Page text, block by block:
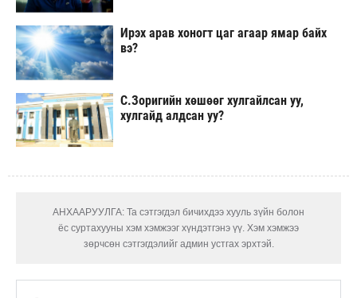
Ирэх арав хоногт цаг агаар ямар байх
вэ?
С.Зоригийн хөшөөг хулгайлсан уу,
хулгайд алдсан уу?
АНХААРУУЛГА: Та сэтгэгдэл бичихдээ хууль зүйн болон
ёс суртахууны хэм хэмжээг хүндэтгэнэ үү. Хэм хэмжээ
зөрчсөн сэтгэгдэлийг админ устгах эрхтэй.